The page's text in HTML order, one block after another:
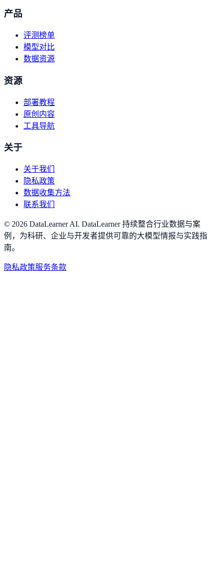
产品
评测榜单
模型对比
数据资源
资源
部署教程
原创内容
工具导航
关于
关于我们
隐私政策
数据收集方法
联系我们
© 2026 DataLearner AI. DataLearner 持续整合行业数据与案
例，为科研、企业与开发者提供可靠的大模型情报与实践指
南。
隐私政策服务条款